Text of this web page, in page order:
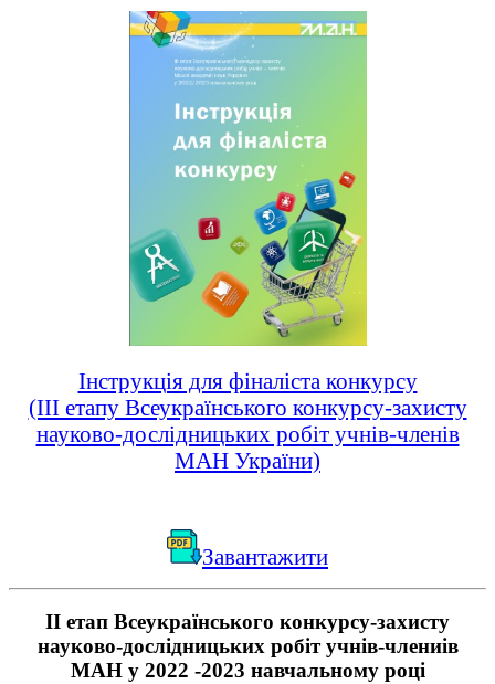
Інструкція для фіналіста конкурсу
(ІІІ етапу Всеукраїнського конкурсу-захисту
науково-дослідницьких робіт учнів-членів
МАН України)
Завантажити
ІІ етап Всеукраїнського конкурсу-захисту
науково-дослідницьких робіт учнів-члениів
МАН у 2022 -2023 навчальному році